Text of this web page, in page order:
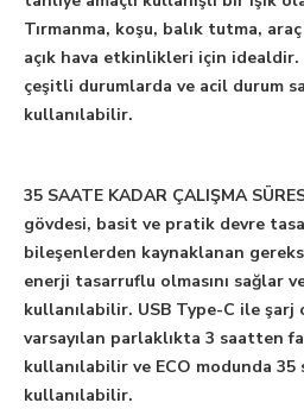
Tırmanma, koşu, balık tutma,
açık hava etkinlikleri için idealdir.
çeşitli durumlarda ve acil durum
kullanılabilir.
35 SAATE KADAR ÇALIŞMA
gövdesi, basit ve pratik devre
bileşenlerden kaynaklanan
enerji tasarruflu olmasını sağlar
kullanılabilir. USB Type-C ile
varsayılan parlaklıkta 3 saatten
kullanılabilir ve ECO modunda 35
kullanılabilir.